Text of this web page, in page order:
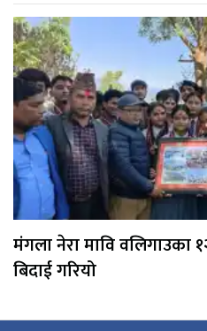
मंगला नेरा मावि वलिगाउका
बिदाई गरियो